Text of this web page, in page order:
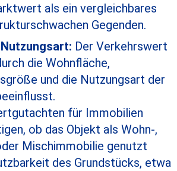
als ein vergleichbares
Gegenden.
Der Verkehrswert
die Wohnfläche,
und die Nutzungsart der
für Immobilien
ob das Objekt als Wohn-,
Mischimmobilie genutzt
des Grundstücks, etwa